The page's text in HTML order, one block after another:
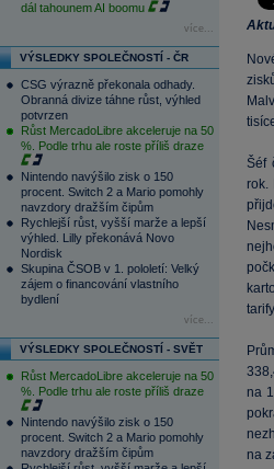
dál tahounem AI boomu
více...
VÝSLEDKY SPOLEČNOSTÍ - ČR
CSG výrazně překonala odhady.
Obranná divize táhne růst, výhled
potvrzen
Růst MercadoLibre akceleruje na 50
%. Podle trhu ale roste příliš draze
Nintendo navýšilo zisk o 150
procent. Switch 2 a Mario pomohly
navzdory dražším čipům
Rychlejší růst, vyšší marže a lepší
výhled. Lilly překonává Novo
Nordisk
Skupina ČSOB v 1. pololetí: Velký
zájem o financování vlastního
bydlení
více...
VÝSLEDKY SPOLEČNOSTÍ - SVĚT
Růst MercadoLibre akceleruje na 50
%. Podle trhu ale roste příliš draze
Nintendo navýšilo zisk o 150
procent. Switch 2 a Mario pomohly
navzdory dražším čipům
Šéf
rok.
na
na